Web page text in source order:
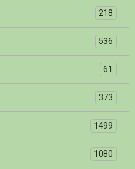
218
536
61
373
1499
1080